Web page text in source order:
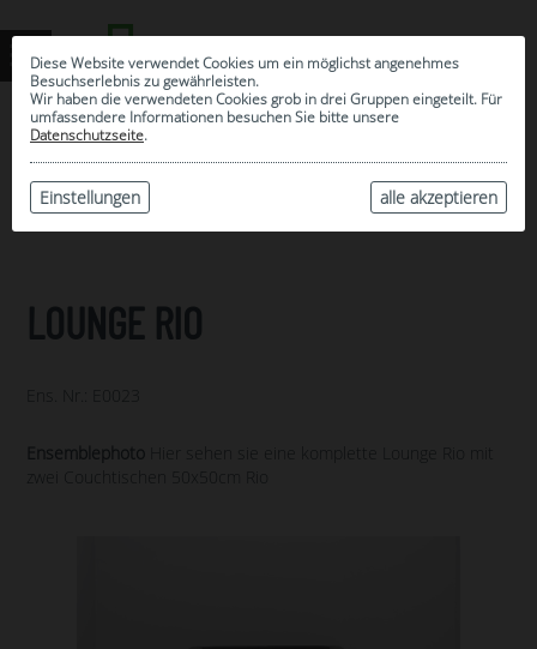
Diese Website verwendet Cookies um ein möglichst angenehmes
Besuchserlebnis zu gewährleisten.
Wir haben die verwendeten Cookies grob in drei Gruppen eingeteilt. Für
umfassendere Informationen besuchen Sie bitte unsere
Datenschutzseite.
alle akzeptieren
Einstellungen
ARCHIV
LOUNGE RIO
Ens. Nr.: E0023
Ensemblephoto Hier sehen sie eine komplette Lounge Rio mit
zwei Couchtischen 50x50cm Rio